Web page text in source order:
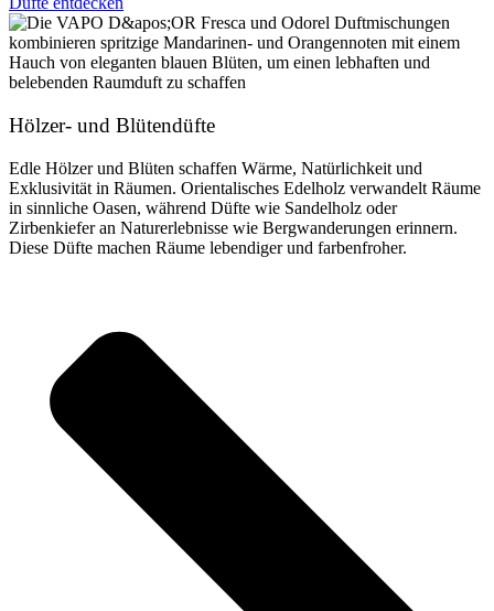
Hölzer- und Blütendüfte
Edle Hölzer und Blüten schaffen Wärme, Natürlichkeit und
Exklusivität in Räumen. Orientalisches Edelholz verwandelt Räume
in sinnliche Oasen, während Düfte wie Sandelholz oder
Zirbenkiefer an Naturerlebnisse wie Bergwanderungen erinnern.
Diese Düfte machen Räume lebendiger und farbenfroher.